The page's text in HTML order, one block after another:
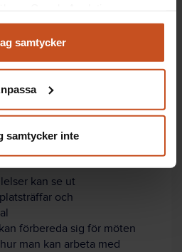
kunna visa riktad information
ditt godkännande genom att
samtycker
samtycker inte
fram ett gediget
till med implementeringen
kan se ut
och
förbereda sig för möten
man kan arbeta med